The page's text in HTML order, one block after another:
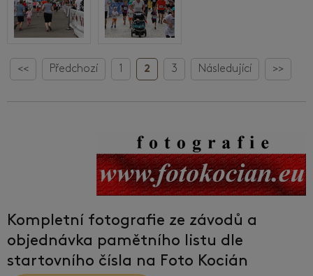
<< Předchozí 1 2 3 Následující >>
Kompletní fotografie ze závodů a
objednávka pamětního listu dle
startovního čísla na Foto Kocián